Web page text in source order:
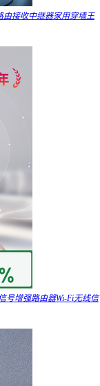
由接收中继器家用穿墙王
号增强路由器Wi-Fi无线信